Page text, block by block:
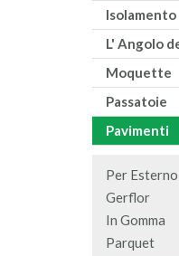
L' Angolo
Moquette
Passatoie
Pavimenti
Per Esterno
Gerflor
In Gomma
Parquet